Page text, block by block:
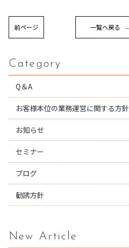
前ページ 一覧へ戻る
Category
Q＆A
お客様本位の業務運営に関する方針
お知らせ
セミナー
ブログ
勧誘方針
New Article